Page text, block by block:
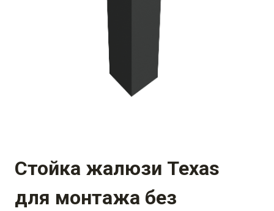
Стойка жалюзи Texas
для монтажа без